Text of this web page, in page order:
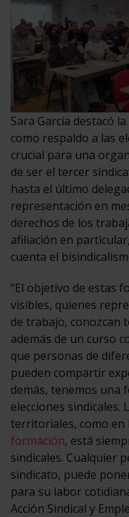
Sara García destacó
como respaldo a las
crucial para una
de ser el tercer
hasta el último
representación en
derechos de los
afiliación en
cuenta el
“El objetivo de estas
visibles, quienes
de trabajo, conozcan
además de un curso
que personas de
pueden compartir
demás, tenemos una
elecciones sindicales.
territoriales, como en
formación, está
sindicales. Cualquier
sindicato, puede
para su labor
Acción Sindical y